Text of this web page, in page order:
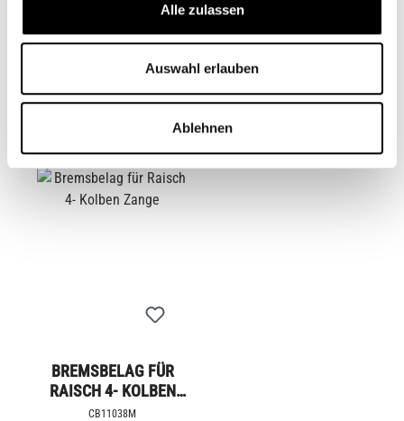
Alle zulassen
Auswahl erlauben
Ablehnen
FÜR ORIGINALZANGE
Ab31,95 €*
ORIGINAL
42,95 €*
BREMSBELAG FÜR
RAISCH 4- KOLBEN
ZANGE
CB11038M